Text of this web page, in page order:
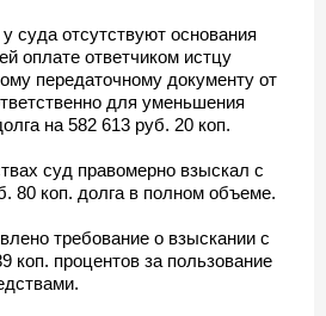
суда отсутствуют основания
оплате ответчиком истцу
передаточному документу от
для уменьшения
на 582 613 руб. 20 коп.
суд правомерно взыскал с
80 коп. долга в полном объеме.
требование о взыскании с
коп. процентов за пользование